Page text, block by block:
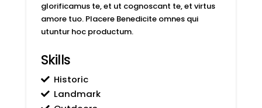
glorificamus te, et ut cognoscant te, et virtus
amore tuo. Placere Benedicite omnes qui
utuntur hoc productum.
Skills
Historic
Landmark